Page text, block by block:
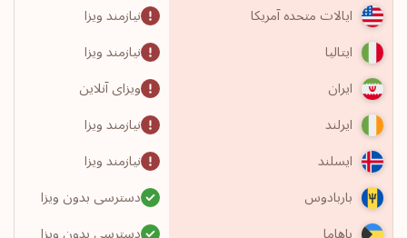
ایالات متحده آمریکا
نیازمند ویزا
ایتالیا
نیازمند ویزا
ایران
ویزای آنلاین
ایرلند
نیازمند ویزا
ایسلند
نیازمند ویزا
باربادوس
دسترسی بدون ویزا